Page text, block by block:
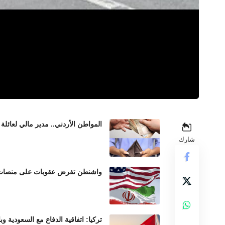
شارك
المواطن الأردني.. مدير مالي
واشنطن تفرض عقوبات على منصات
تركيا: اتفاقية الدفاع مع السعودية